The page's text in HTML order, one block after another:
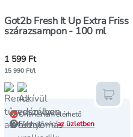
Got2b Fresh It Up Extra Friss
szárazsampon - 100 ml
1 599 Ft
15 990 Ft/l
Online nem elérhető
Elérhetőségaz üzletben